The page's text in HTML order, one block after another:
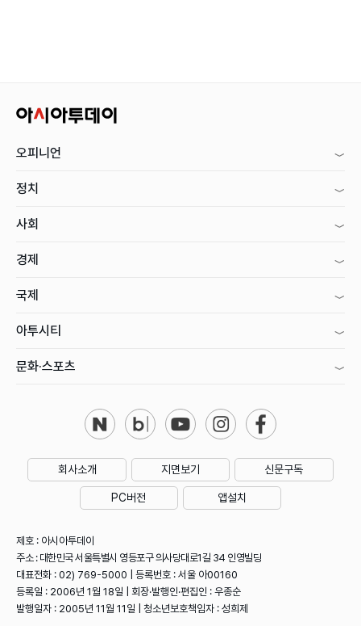
오피니언
정치
사회
경제
국제
아투시티
문화·스포츠
회사소개 지면보기 신문구독
PC버전 앱설치
제호 : 아시아투데이
주소 : 대한민국 서울특별시 영등포구 의사당대로1길 34 인영빌딩
대표전화 : 02) 769-5000 | 등록번호 : 서울 아00160
등록일 : 2006년 1월 18일 | 회장·발행인·편집인 : 우종순
발행일자 : 2005년 11월 11일 | 청소년보호책임자 : 성희제